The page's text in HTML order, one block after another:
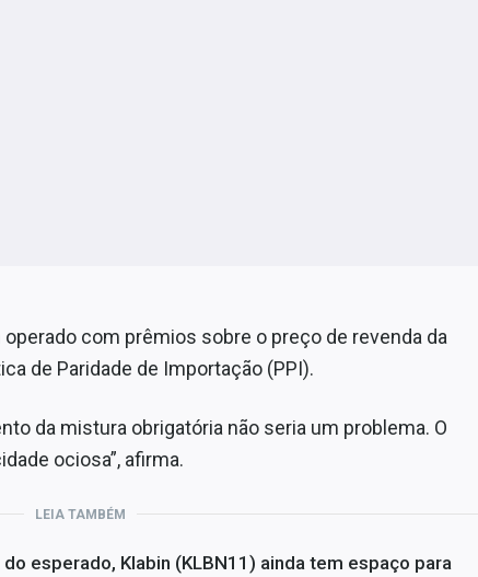
com prêmios sobre o preço de revenda da
de Paridade de Importação (PPI).
da mistura obrigatória não seria um problema. O
ociosa”, afirma.
LEIA TAMBÉM
esperado, Klabin (KLBN11) ainda tem espaço para